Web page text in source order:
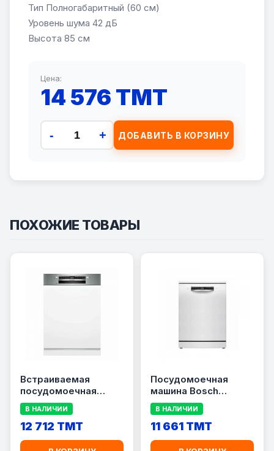
Тип Полногабаритный (60 см)
Уровень шума 42 дБ
Высотa 85 см
Цена:
14 576 TMT
- + ДОБАВИТЬ В КОРЗИНУ
ПОХОЖИЕ ТОВАРЫ
Встраиваемая
посудомоечная
машина Bosch
SMI4IMS62T
В НАЛИЧИИ
12 712 TMT
Посудомоечная
машина Bosch
SMS4IKW51Q
В НАЛИЧИИ
11 661 TMT